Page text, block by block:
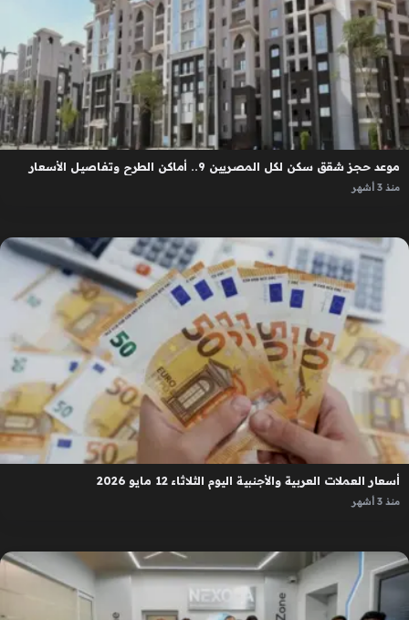
موعد حجز شقق سكن لكل المصريين 9.. أماكن الطرح وتفاصيل الأسعار
منذ 3 أشهر
أسعار العملات العربية والأجنبية اليوم الثلاثاء 12 مايو 2026
منذ 3 أشهر